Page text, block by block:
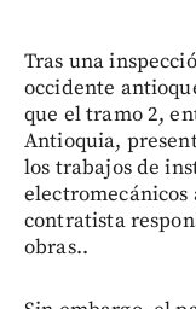
Tras una
occidente
que el tramo 2,
Antioquia,
los trabajos de
electromecánicos
contratista
obras..